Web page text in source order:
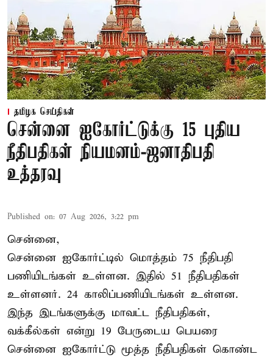
தமிழக செய்திகள்
சென்னை ஐகோர்ட்டுக்கு 15 புதிய
நீதிபதிகள் நியமனம்-ஜனாதிபதி
உத்தரவு
Published on: 07 Aug 2026, 3:22 pm
சென்னை,
சென்னை ஐகோர்ட்டில் மொத்தம் 75 நீதிபதி
பணியிடங்கள் உள்ளன. இதில் 51 நீதிபதிகள்
உள்ளனர். 24 காலிப்பணியிடங்கள் உள்ளன.
இந்த இடங்களுக்கு மாவட்ட நீதிபதிகள்,
வக்கீல்கள் என்று 19 பேருடைய பெயரை
சென்னை ஐகோர்ட்டு மூத்த நீதிபதிகள் கொண்ட